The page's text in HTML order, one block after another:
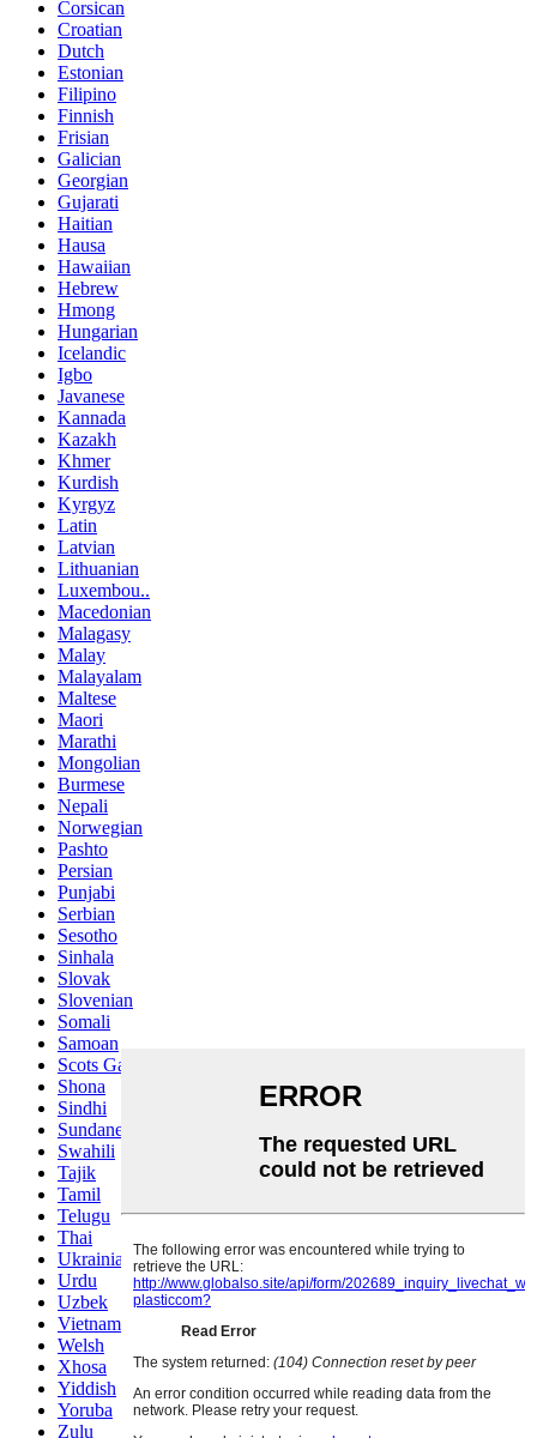
Corsican
Croatian
Dutch
Estonian
Filipino
Finnish
Frisian
Galician
Georgian
Gujarati
Haitian
Hausa
Hawaiian
Hebrew
Hmong
Hungarian
Icelandic
Igbo
Javanese
Kannada
Kazakh
Khmer
Kurdish
Kyrgyz
Latin
Latvian
Lithuanian
Luxembou..
Macedonian
Malagasy
Malay
Malayalam
Maltese
Maori
Marathi
Mongolian
Burmese
Nepali
Norwegian
Pashto
Persian
Punjabi
Serbian
Sesotho
Sinhala
Slovak
Slovenian
Somali
Samoan
Scots Gaelic
Shona
Sindhi
Sundanese
Swahili
Tajik
Tamil
Telugu
Thai
Ukrainian
Urdu
Uzbek
Vietnamese
Welsh
Xhosa
Yiddish
Yoruba
Zulu